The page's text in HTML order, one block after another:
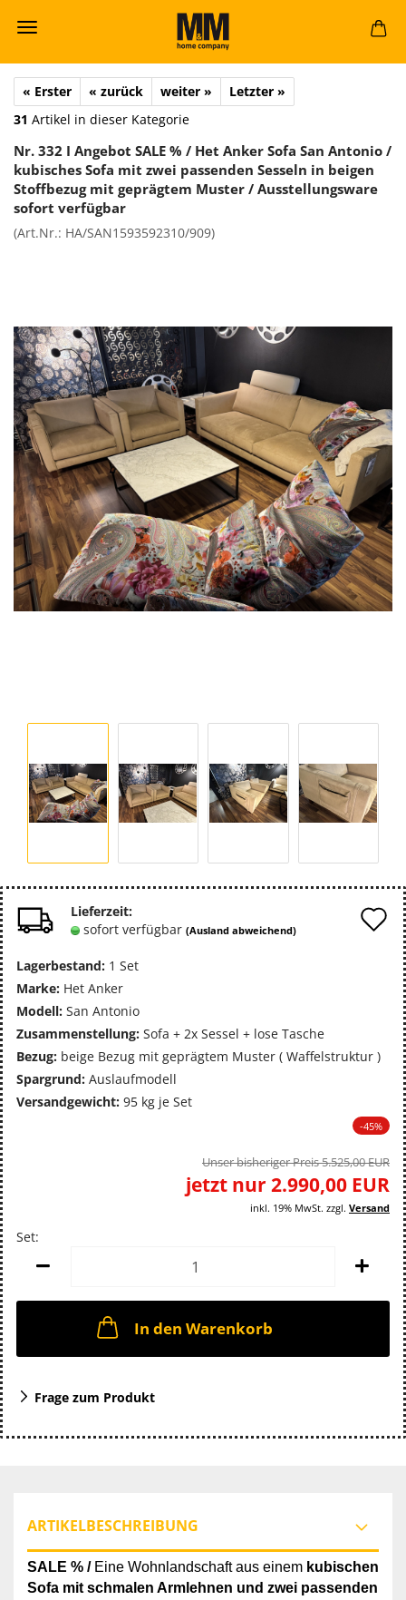
« Erster « zurück weiter »
Letzter »
31 Artikel in dieser Kategorie
Nr. 332 I An­ge­bot SALE % / Het Anker Sofa San An­to­nio /
ku­bi­sches Sofa mit zwei pas­sen­den Ses­seln in bei­gen
Stoff­be­zug mit ge­präg­tem Mus­ter / Aus­stel­lungs­wa­re
so­fort ver­füg­bar
(Art.Nr.: HA/SAN1593592310/909)
Lieferzeit:
sofort verfügbar (Ausland abweichend)
Lagerbestand: 1 Set
Marke: Het Anker
Modell: San Antonio
Zusammenstellung: Sofa + 2x Sessel + lose Tasche
Bezug: beige Bezug mit geprägtem Muster ( Waffelstruktur )
Spargrund: Auslaufmodell
Versandgewicht: 95 kg je Set
-45%
Unser bisheriger Preis 5.525,00 EUR
jetzt nur 2.990,00 EUR
inkl. 19% MwSt. zzgl. Versand
Set:
In den Warenkorb
Frage zum Produkt
ARTIKELBESCHREIBUNG
SALE % / Eine Wohnlandschaft aus einem kubischen
Sofa mit schmalen Armlehnen und zwei passenden